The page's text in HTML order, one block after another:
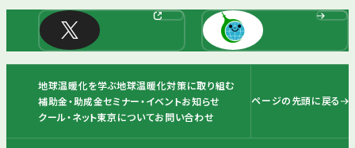
地球温暖化を学ぶ地球温暖化対策に取り組む
補助金・助成金セミナー・イベントお知らせ
クール・ネット東京についてお問い合わせ
ページの先頭に戻る